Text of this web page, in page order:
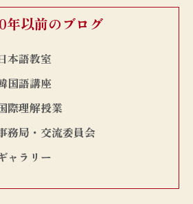
年以前のブログ
本語教室
国語講座
際理解授業
務局・交流委員会
ャラリー